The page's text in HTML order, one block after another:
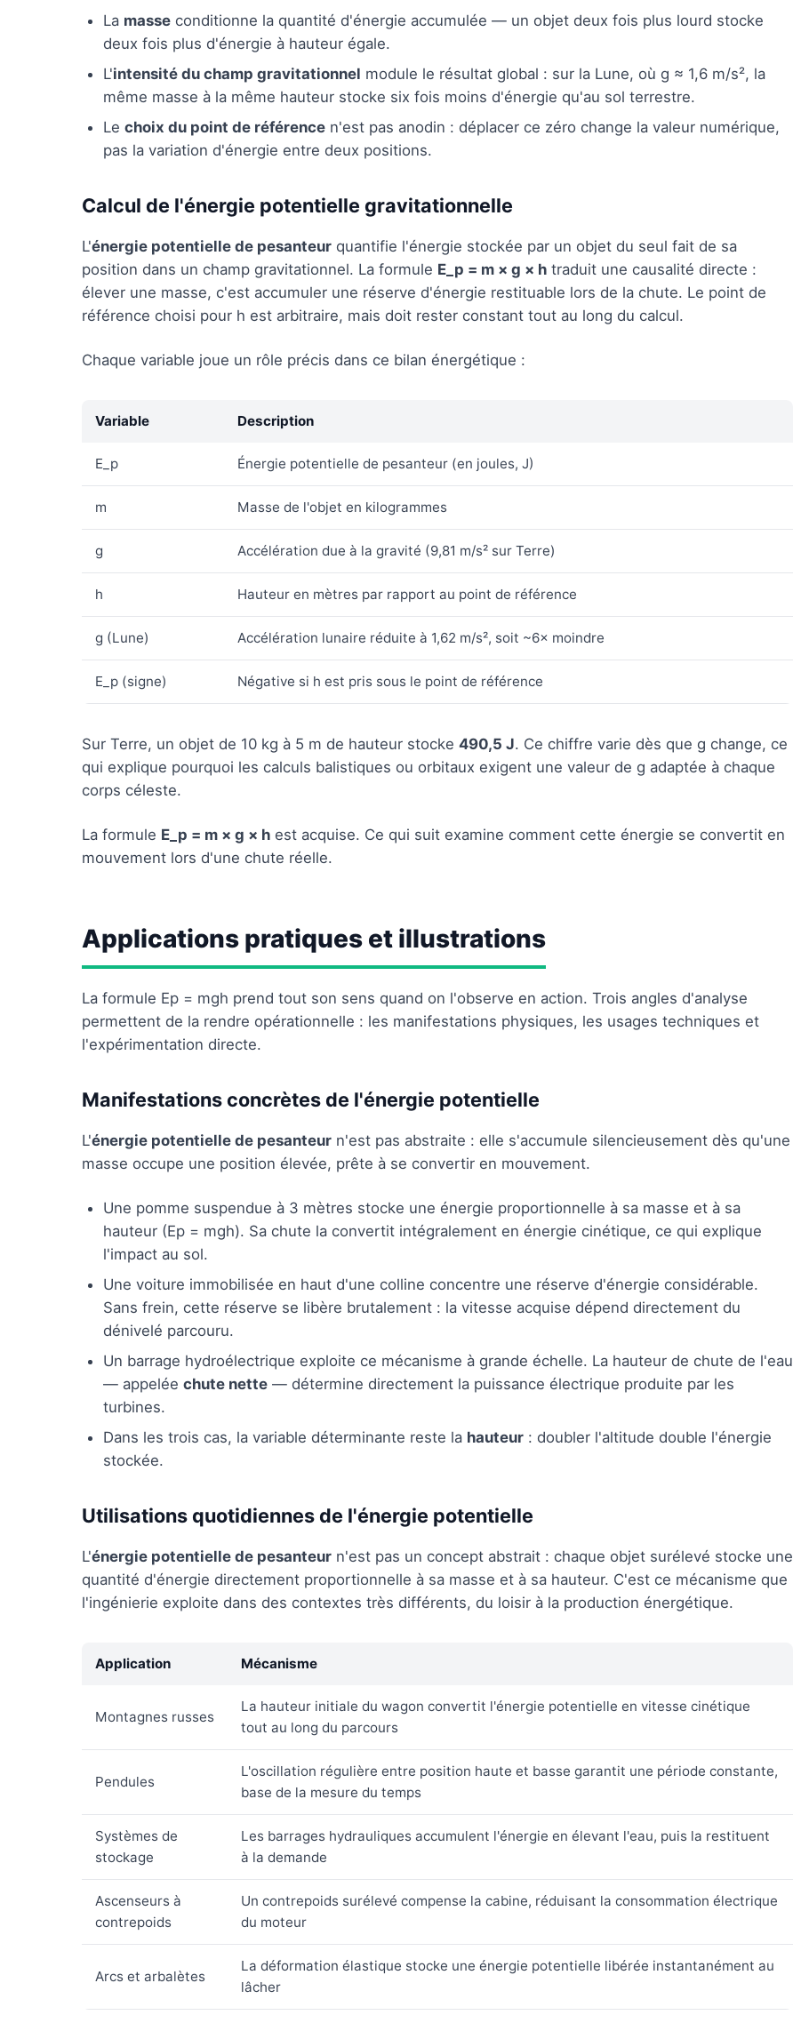
La masse conditionne la quantité d'énergie accumulée — un objet deux fois plus lourd stocke
deux fois plus d'énergie à hauteur égale.
L'intensité du champ gravitationnel module le résultat global : sur la Lune, où g ≈ 1,6 m/s², la
même masse à la même hauteur stocke six fois moins d'énergie qu'au sol terrestre.
Le choix du point de référence n'est pas anodin : déplacer ce zéro change la valeur numérique,
pas la variation d'énergie entre deux positions.
Calcul de l'énergie potentielle gravitationnelle
L'énergie potentielle de pesanteur quantifie l'énergie stockée par un objet du seul fait de sa
position dans un champ gravitationnel. La formule E_p = m × g × h traduit une causalité directe :
élever une masse, c'est accumuler une réserve d'énergie restituable lors de la chute. Le point de
référence choisi pour h est arbitraire, mais doit rester constant tout au long du calcul.
Chaque variable joue un rôle précis dans ce bilan énergétique :
Variable Description
E_p Énergie potentielle de pesanteur (en joules, J)
m Masse de l'objet en kilogrammes
g Accélération due à la gravité (9,81 m/s² sur Terre)
h Hauteur en mètres par rapport au point de référence
g (Lune) Accélération lunaire réduite à 1,62 m/s², soit ~6× moindre
E_p (signe) Négative si h est pris sous le point de référence
Sur Terre, un objet de 10 kg à 5 m de hauteur stocke 490,5 J. Ce chiffre varie dès que g change, ce
qui explique pourquoi les calculs balistiques ou orbitaux exigent une valeur de g adaptée à chaque
corps céleste.
La formule E_p = m × g × h est acquise. Ce qui suit examine comment cette énergie se convertit en
mouvement lors d'une chute réelle.
Applications pratiques et illustrations
La formule Ep = mgh prend tout son sens quand on l'observe en action. Trois angles d'analyse
permettent de la rendre opérationnelle : les manifestations physiques, les usages techniques et
l'expérimentation directe.
Manifestations concrètes de l'énergie potentielle
L'énergie potentielle de pesanteur n'est pas abstraite : elle s'accumule silencieusement dès qu'une
masse occupe une position élevée, prête à se convertir en mouvement.
Une pomme suspendue à 3 mètres stocke une énergie proportionnelle à sa masse et à sa
hauteur (Ep = mgh). Sa chute la convertit intégralement en énergie cinétique, ce qui explique
l'impact au sol.
Une voiture immobilisée en haut d'une colline concentre une réserve d'énergie considérable.
Sans frein, cette réserve se libère brutalement : la vitesse acquise dépend directement du
dénivelé parcouru.
Un barrage hydroélectrique exploite ce mécanisme à grande échelle. La hauteur de chute de l'eau
— appelée chute nette — détermine directement la puissance électrique produite par les
turbines.
Dans les trois cas, la variable déterminante reste la hauteur : doubler l'altitude double l'énergie
stockée.
Utilisations quotidiennes de l'énergie potentielle
L'énergie potentielle de pesanteur n'est pas un concept abstrait : chaque objet surélevé stocke une
quantité d'énergie directement proportionnelle à sa masse et à sa hauteur. C'est ce mécanisme que
l'ingénierie exploite dans des contextes très différents, du loisir à la production énergétique.
Application Mécanisme
Montagnes russes
La hauteur initiale du wagon convertit l'énergie potentielle en vitesse cinétique
tout au long du parcours
Pendules
L'oscillation régulière entre position haute et basse garantit une période constante,
base de la mesure du temps
Systèmes de
stockage
Les barrages hydrauliques accumulent l'énergie en élevant l'eau, puis la restituent
à la demande
Ascenseurs à
contrepoids
Un contrepoids surélevé compense la cabine, réduisant la consommation électrique
du moteur
Arcs et arbalètes
La déformation élastique stocke une énergie potentielle libérée instantanément au
lâcher